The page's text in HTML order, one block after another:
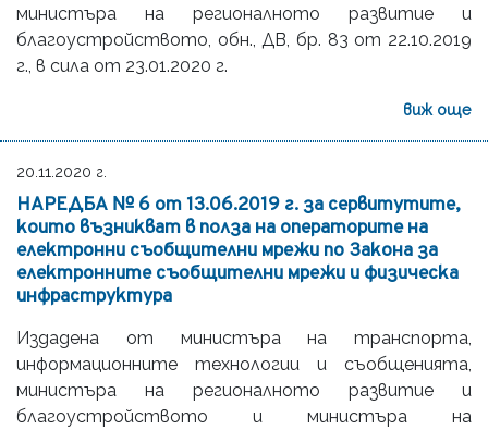
министъра на регионалното развитие и
благоустройството, oбн., ДВ, бр. 83 от 22.10.2019
г., в сила от 23.01.2020 г.
виж още
20.11.2020 г.
НАРЕДБА № 6 от 13.06.2019 г. за сервитутите,
които възникват в полза на операторите на
електронни съобщителни мрежи по Закона за
електронните съобщителни мрежи и физическа
инфраструктура
Издадена от министъра на транспорта,
информационните технологии и съобщенията,
министъра на регионалното развитие и
благоустройството и министъра на